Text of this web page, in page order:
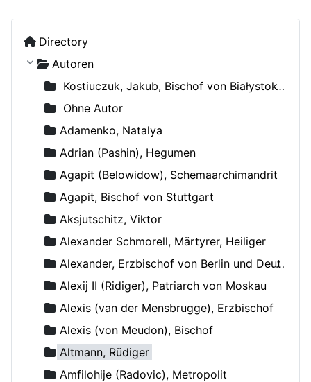
Directory
Autoren
Kostiuczuk, Jakub, Bischof von Białystok und Gdańsk
Ohne Autor
Adamenko, Natalya
Adrian (Pashin), Hegumen
Agapit (Belowidow), Schemaarchimandrit
Agapit, Bischof von Stuttgart
Aksjutschitz, Viktor
Alexander Schmorell, Märtyrer, Heiliger
Alexander, Erzbischof von Berlin und Deutschland
Alexij II (Ridiger), Patriarch von Moskau
Alexis (van der Mensbrugge), Erzbischof
Alexis (von Meudon), Bischof
Altmann, Rüdiger
Amfilohije (Radovic), Metropolit